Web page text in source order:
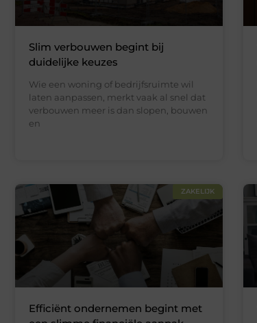
Slim verbouwen begint bij
duidelijke keuzes
Wie een woning of bedrijfsruimte wil
laten aanpassen, merkt vaak al snel dat
verbouwen meer is dan slopen, bouwen
en
ZAKELIJK
Efficiënt ondernemen begint met